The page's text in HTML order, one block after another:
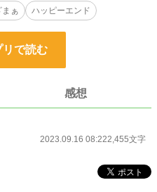
まぁ ハッピーエンド
リで読む
感想
2023.09.16 08:222,455文字